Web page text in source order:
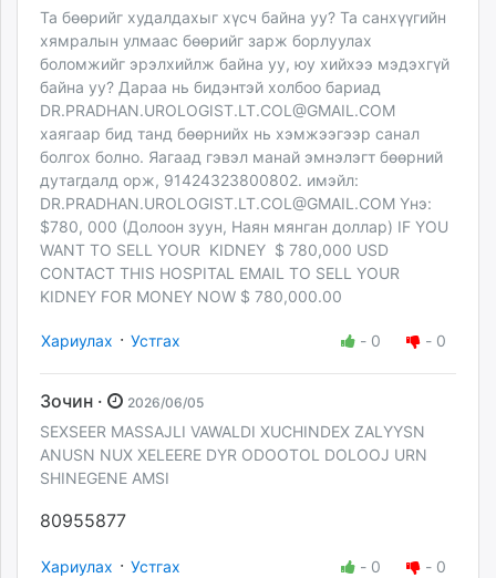
Та бөөрийг худалдахыг хүсч байна уу? Та санхүүгийн
хямралын улмаас бөөрийг зарж борлуулах
боломжийг эрэлхийлж байна уу, юу хийхээ мэдэхгүй
байна уу? Дараа нь бидэнтэй холбоо бариад
DR.PRADHAN.UROLOGIST.LT.COL@GMAIL.COM
хаягаар бид танд бөөрнийх нь хэмжээгээр санал
болгох болно. Яагаад гэвэл манай эмнэлэгт бөөрний
дутагдалд орж, 91424323800802. имэйл:
DR.PRADHAN.UROLOGIST.LT.COL@GMAIL.COM Yнэ:
$780, 000 (Долоон зуун, Наян мянган доллар) IF YOU
WANT TO SELL YOUR KIDNEY $ 780,000 USD
CONTACT THIS HOSPITAL EMAIL TO SELL YOUR
KIDNEY FOR MONEY NOW $ 780,000.00
Хариулах · Устгах - 0 - 0
Зочин · 2026/06/05
SEXSEER MASSAJLI VAWALDI XUCHINDEX ZALYYSN
ANUSN NUX XELEERE DYR ODOOTOL DOLOOJ URN
SHINEGENE AMSI
80955877
Хариулах · Устгах - 0 - 0